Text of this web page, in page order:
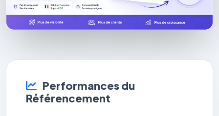
Performances du
Référencement